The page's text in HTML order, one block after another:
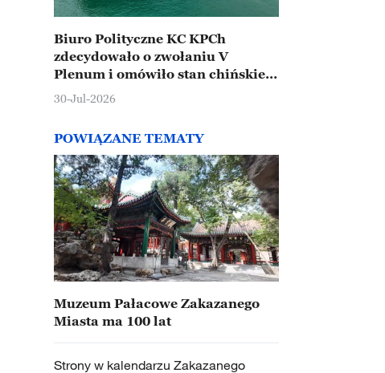
Biuro Polityczne KC KPCh
zdecydowało o zwołaniu V
Plenum i omówiło stan chińskiej
gospodarki
30-Jul-2026
POWIĄZANE TEMATY
Muzeum Pałacowe Zakazanego
Miasta ma 100 lat
Strony w kalendarzu Zakazanego